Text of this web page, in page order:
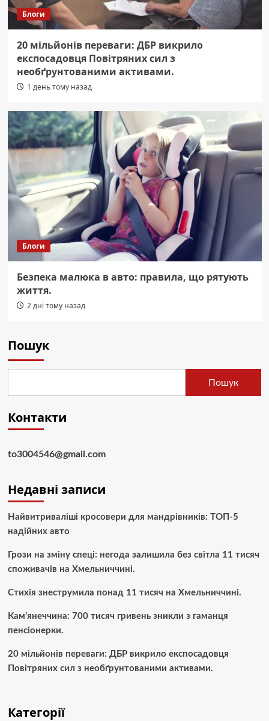
Блоги
20 мільйонів переваги: ДБР викрило
експосадовця Повітряних сил з
необґрунтованими активами.
1 день тому назад
Блоги
Безпека малюка в авто: правила, що рятують
життя.
2 дні тому назад
Пошук
Пошук
Контакти
to3004546@gmail.com
Недавні записи
Найвитриваліші кросовери для мандрівників: ТОП-5
надійних авто
Грози на зміну спеці: негода залишила без світла 11 тисяч
споживачів на Хмельниччині.
Стихія знеструмила понад 11 тисяч на Хмельниччині.
Кам’янеччина: 700 тисяч гривень зникли з гаманця
пенсіонерки.
20 мільйонів переваги: ДБР викрило експосадовця
Повітряних сил з необґрунтованими активами.
Категорії